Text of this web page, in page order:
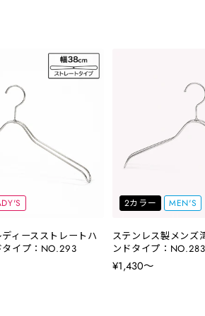
ィースストレートハ
イプ：NO.293
2カラー MEN'S
ステンレス製メンズ
ンドタイプ：NO.283
¥1,430〜